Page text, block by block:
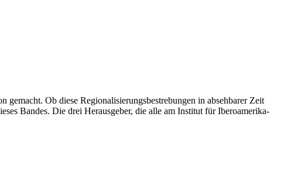
Ob diese Regionalisierungsbestrebungen in absehbarer Zeit
Bandes. Die drei Herausgeber, die alle am Institut für Iberoamerika-